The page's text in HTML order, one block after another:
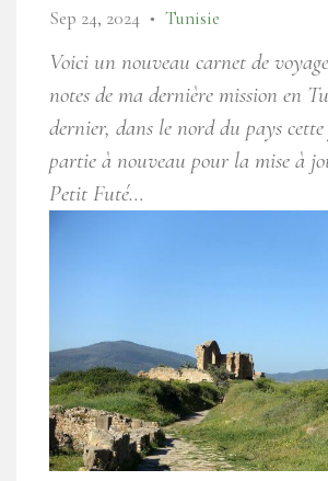
Sep 24, 2024 ● Tunisie
Voici un nouveau carnet de
notes de ma dernière mission en
dernier, dans le nord du pays
partie à nouveau pour la mise à
Petit Futé…